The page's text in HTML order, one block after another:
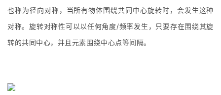
也称为径向对称，当所有物体围绕共同中心旋转时，会发生这种
对称。旋转对称性可以以任何角度/频率发生，只要存在围绕其旋
转的共同中心，并且元素围绕中心点等间隔。